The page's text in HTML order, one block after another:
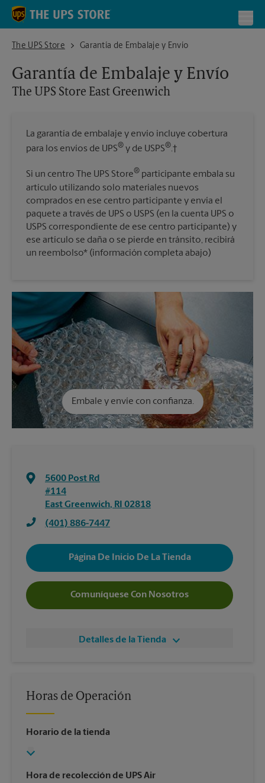
Skip to content
Return to Nav
The UPS Store
The UPS Store East GreenwichGarantía de Embalaje y Envío
Garantía de Embalaje y Envío
The UPS Store East Greenwich
La garantía de embalaje y envío incluye cobertura
para los envíos de UPS® y de USPS®.†
Si un centro The UPS Store® participante embala su
artículo utilizando solo materiales nuevos
comprados en ese centro participante y envía el
paquete a través de UPS o USPS (en la cuenta UPS o
USPS correspondiente de ese centro participante) y
ese artículo se daña o se pierde en tránsito, recibirá
un reembolso* (información completa abajo)
Embale y envíe con confianza.
5600 Post Rd
#114
East Greenwich, RI 02818
(401) 886-7447
Página De Inicio De La Tienda
Comuníquese Con Nosotros
Detalles de la Tienda
Horas de Operación
Horario de la tienda
Hora de recolección de UPS Air